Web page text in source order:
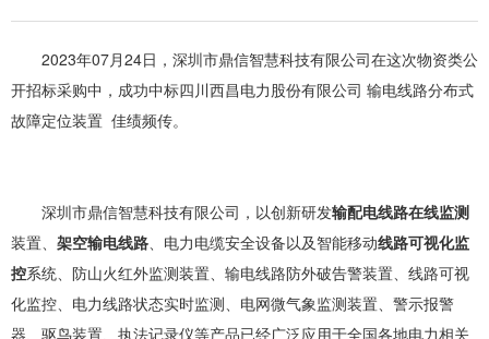
2023年07月24日，深圳市鼎信智慧科技有限公司在这次物资类公
开招标采购中，成功中标四川西昌电力股份有限公司 输电线路分布式
故障定位装置 佳绩频传。
深圳市鼎信智慧科技有限公司，以创新研发输配电线路在线监测
装置、 架空输电线路 、电力电缆安全设备以及智能移动线路可视化监
控系统、防山火红外监测装置、输电线路防外破告警装置、线路可视
化监控、电力线路状态实时监测、电网微气象监测装置、警示报警
器、驱鸟装置、执法记录仪等产品已经广泛应用于全国各地电力相关